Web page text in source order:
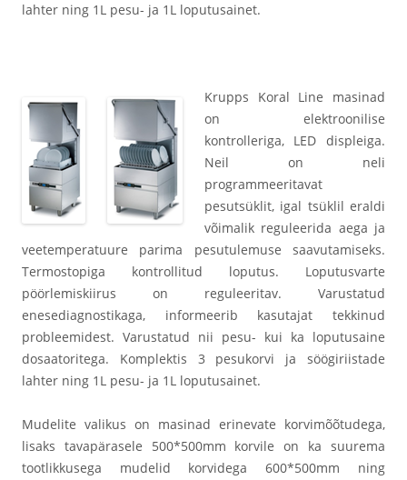
lahter ning 1L pesu- ja 1L loputusainet.
Krupps Koral Line masinad
on elektroonilise
kontrolleriga, LED displeiga.
Neil on neli
programmeeritavat
pesutsüklit, igal tsüklil eraldi
võimalik reguleerida aega ja
veetemperatuure parima pesutulemuse saavutamiseks.
Termostopiga kontrollitud loputus. Loputusvarte
pöörlemiskiirus on reguleeritav. Varustatud
enesediagnostikaga, informeerib kasutajat tekkinud
probleemidest. Varustatud nii pesu- kui ka loputusaine
dosaatoritega. Komplektis 3 pesukorvi ja söögiriistade
lahter ning 1L pesu- ja 1L loputusainet.
Mudelite valikus on masinad erinevate korvimõõtudega,
lisaks tavapärasele 500*500mm korvile on ka suurema
tootlikkusega mudelid korvidega 600*500mm ning